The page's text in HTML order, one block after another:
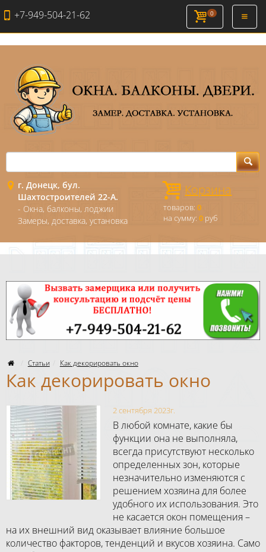
+7-949-504-21-62 0
г. Донецк, бул.
Шахтостроителей 22-А.
- Окна, балконы, лоджии
Замеры, доставка, установка
Корзина
товаров:0
на сумму:0 руб
Статьи Как декорировать окно
Как декорировать окно
2 сентября 2023г.
В любой комнате, какие бы
функции она не выполняла,
всегда присутствуют несколько
определенных зон, которые
незначительно изменяются с
решением хозяина для более
удобного их использования. Это
не касается окон помещения –
на их внешний вид оказывает влияние большое
количество факторов, тенденций и вкусов хозяина. Само